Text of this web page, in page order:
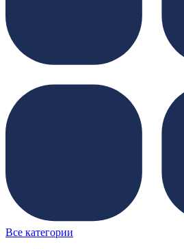
Все категории